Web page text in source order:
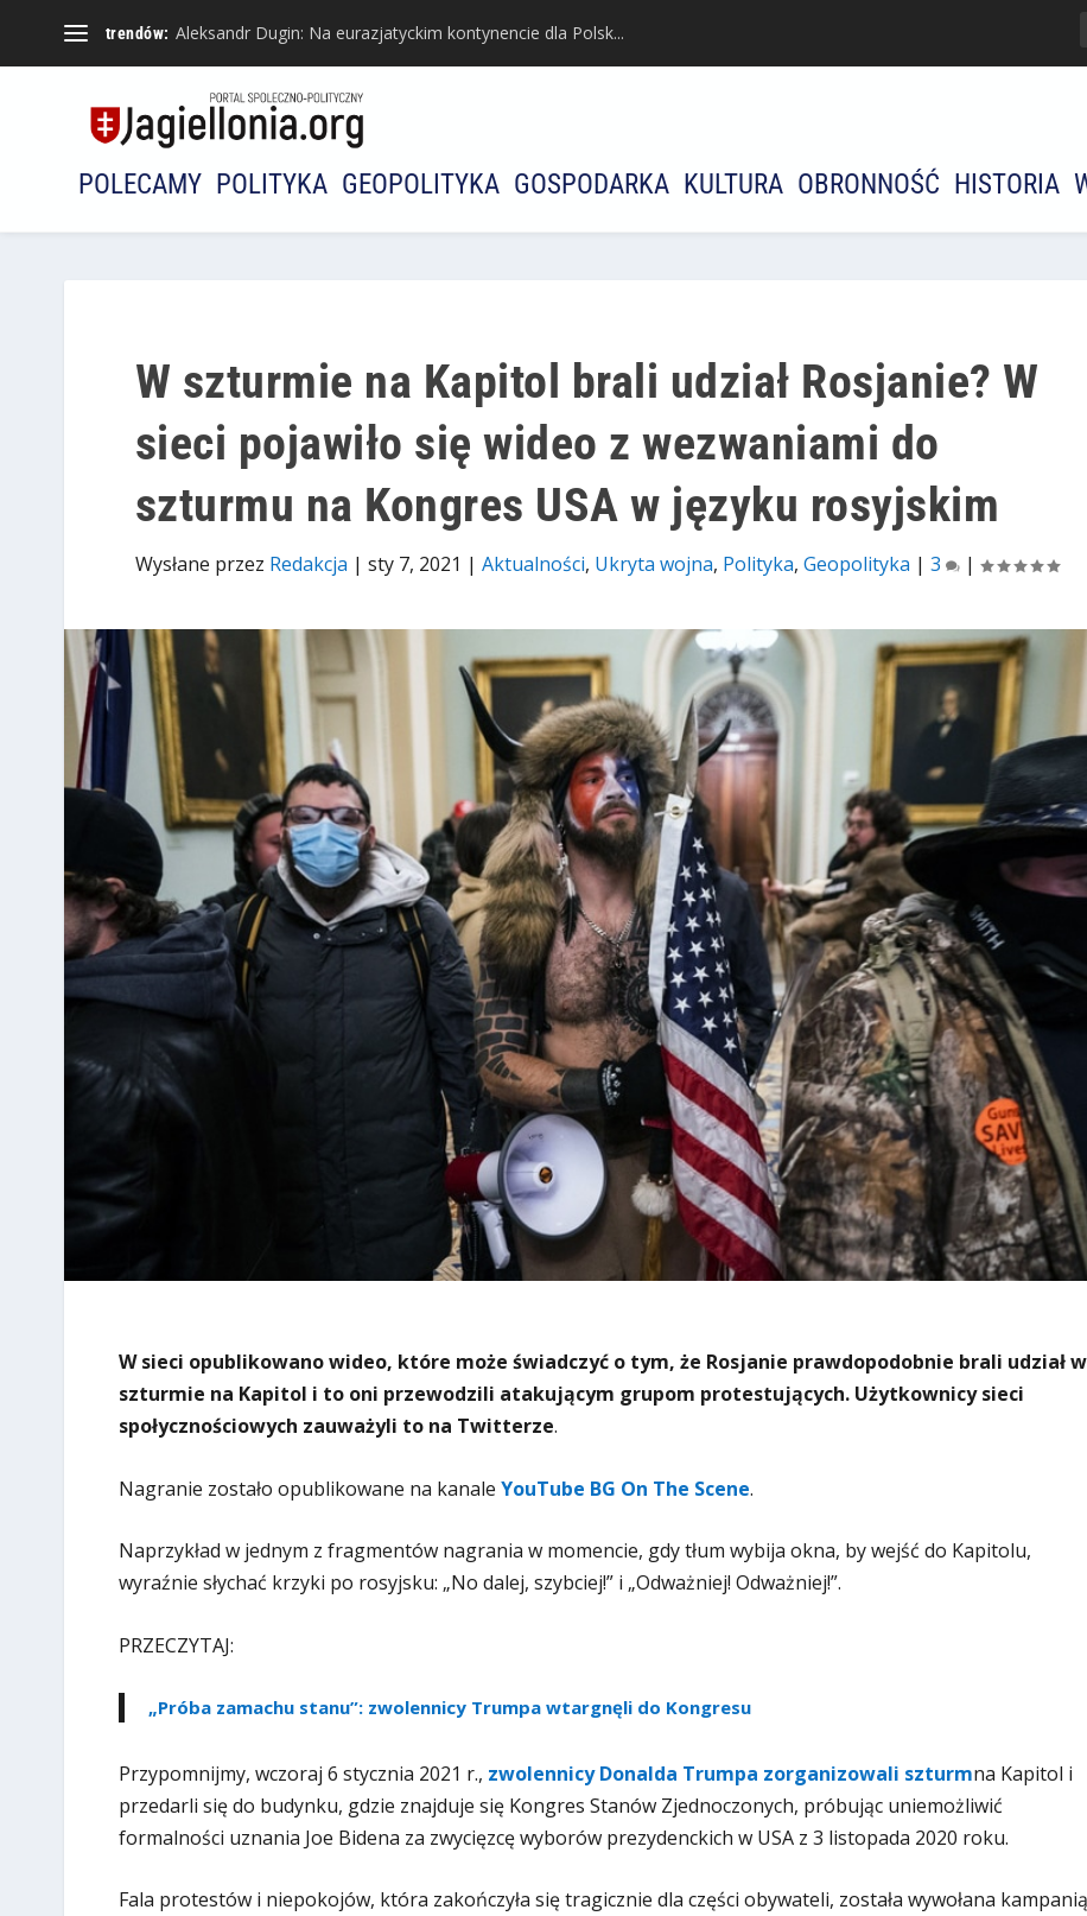
trendów: Aleksandr Dugin: Na eurazjatyckim kontynencie dla Polsk...
POLECAMY POLITYKA GEOPOLITYKA GOSPODARKA KULTURA OBRONNOŚĆ HISTORIA
W szturmie na Kapitol brali udział Rosjanie? W
sieci pojawiło się wideo z wezwaniami do
szturmu na Kongres USA w języku rosyjskim
Wysłane przez Redakcja | sty 7, 2021 | Aktualności, Ukryta wojna, Polityka, Geopolityka | 3 |
W sieci opublikowano wideo, które może świadczyć o tym, że Rosjanie prawdopodobnie brali udział w
szturmie na Kapitol i to oni przewodzili atakującym grupom protestujących. Użytkownicy sieci
społycznościowych zauważyli to na Twitterze.
Nagranie zostało opublikowane na kanale YouTube BG On The Scene.
Naprzykład w jednym z fragmentów nagrania w momencie, gdy tłum wybija okna, by wejść do Kapitolu,
wyraźnie słychać krzyki po rosyjsku: „No dalej, szybciej!” i „Odważniej! Odważniej!”.
PRZECZYTAJ:
„Próba zamachu stanu”: zwolennicy Trumpa wtargnęli do Kongresu
Przypomnijmy, wczoraj 6 stycznia 2021 r., zwolennicy Donalda Trumpa zorganizowali szturmna Kapitol i
przedarli się do budynku, gdzie znajduje się Kongres Stanów Zjednoczonych, próbując uniemożliwić
formalności uznania Joe Bidena za zwycięzcę wyborów prezydenckich w USA z 3 listopada 2020 roku.
Fala protestów i niepokojów, która zakończyła się tragicznie dla części obywateli, została wywołana kampanią